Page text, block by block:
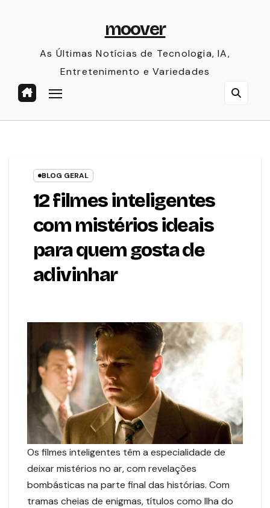
moover
As Últimas Notícias de Tecnologia, IA,
Entretenimento e Variedades
BLOG GERAL
12 filmes inteligentes
com mistérios ideais
para quem gosta de
adivinhar
Os filmes inteligentes têm a especialidade de
deixar mistérios no ar, com revelações
bombásticas na parte final das histórias. Com
tramas cheias de enigmas, títulos como Ilha do